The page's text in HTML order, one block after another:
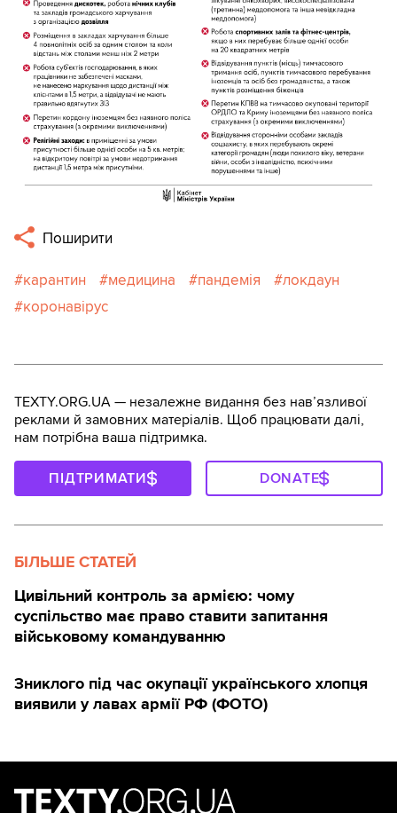
Поширити
карантин медицина пандемія
локдаун
коронавірус
TEXTY.ORG.UA — незалежне видання без навʼязливої
реклами й замовних матеріалів. Щоб працювати далі,
нам потрібна ваша підтримка.
ПІДТРИМАТИ DONATE
БІЛЬШЕ СТАТЕЙ
Цивільний контроль за армією: чому
суспільство має право ставити запитання
військовому командуванню
Зниклого під час окупації українського хлопця
виявили у лавах армії РФ (ФОТО)